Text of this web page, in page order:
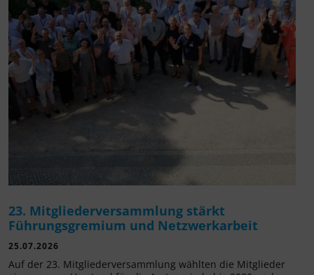
23. Mitgliederversammlung stärkt
Führungsgremium und Netzwerkarbeit
25.07.2026
Auf der 23. Mitgliederversammlung wählten die Mitglieder